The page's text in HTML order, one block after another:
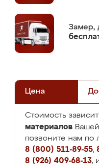
Замер,
Цена
Стоимость
материалов
позвоните нам по
8 (800) 511-89-55,
8 (926) 409-68-13,